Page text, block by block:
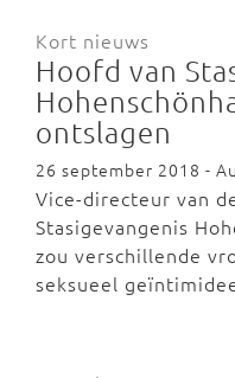
Kort nieuws
Hoofd van
ontslagen
26 september 2018 -
Vice-directeur van
Stasigevangenis
zou verschillende
seksueel